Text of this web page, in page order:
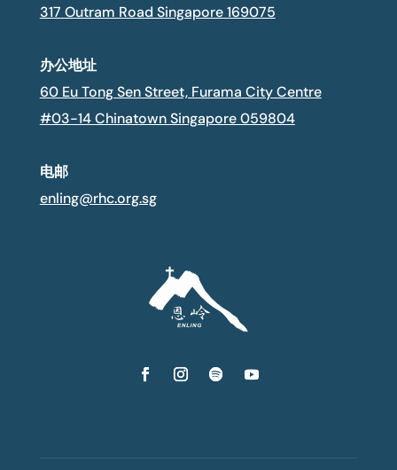
317 Outram Road Singapore 169075
办公地址
60 Eu Tong Sen Street, Furama City Centre
#03-14 Chinatown Singapore 059804
电邮
enling@rhc.org.sg